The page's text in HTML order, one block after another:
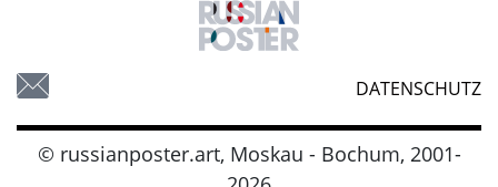
DATENSCHUTZ
© russianposter.art, Moskau - Bochum, 2001-